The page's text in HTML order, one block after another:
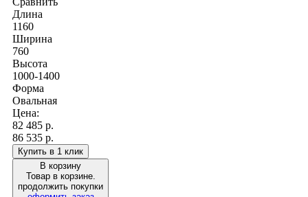
Длина
1160
Ширина
760
Высота
1000-1400
Форма
Овальная
Цена:
82 485 р.
86 535 р.
Купить в 1 клик
В корзину
Товар в корзине.
продолжить покупки